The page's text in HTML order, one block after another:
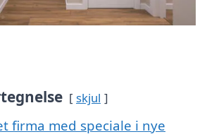
skjul
firma med speciale i nye